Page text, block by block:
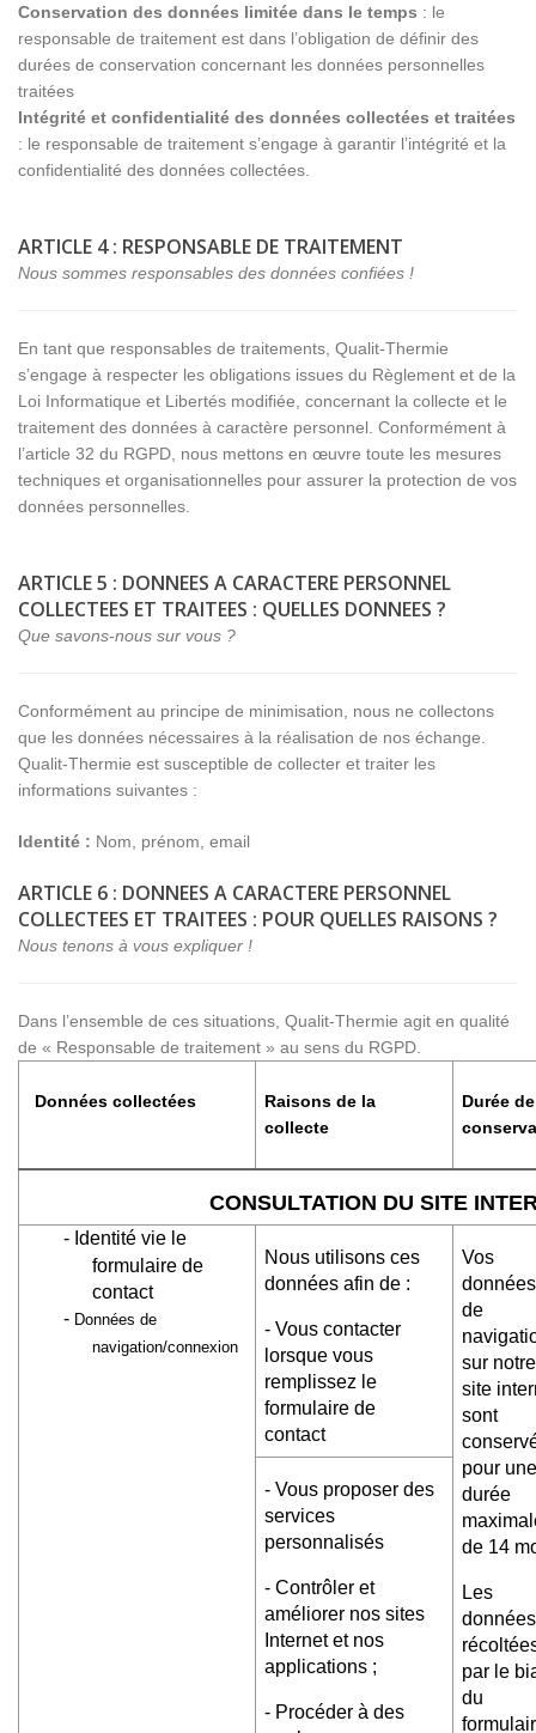
Conservation des données limitée dans le temps : le
responsable de traitement est dans l’obligation de définir des
durées de conservation concernant les données personnelles
traitées
Intégrité et confidentialité des données collectées et traitées
: le responsable de traitement s’engage à garantir l’intégrité et la
confidentialité des données collectées.
ARTICLE 4 : RESPONSABLE DE TRAITEMENT
Nous sommes responsables des données confiées !
En tant que responsables de traitements, Qualit-Thermie
s’engage à respecter les obligations issues du Règlement et de la
Loi Informatique et Libertés modifiée, concernant la collecte et le
traitement des données à caractère personnel. Conformément à
l’article 32 du RGPD, nous mettons en œuvre toute les mesures
techniques et organisationnelles pour assurer la protection de vos
données personnelles.
ARTICLE 5 : DONNEES A CARACTERE PERSONNEL
COLLECTEES ET TRAITEES : QUELLES DONNEES ?
Que savons-nous sur vous ?
Conformément au principe de minimisation, nous ne collectons
que les données nécessaires à la réalisation de nos échange.
Qualit-Thermie est susceptible de collecter et traiter les
informations suivantes :
Identité : Nom, prénom, email
ARTICLE 6 : DONNEES A CARACTERE PERSONNEL
COLLECTEES ET TRAITEES : POUR QUELLES RAISONS ?
Nous tenons à vous expliquer !
Dans l’ensemble de ces situations, Qualit-Thermie agit en qualité
de « Responsable de traitement » au sens du RGPD.
Données collectées
Raisons de la
collecte
Durée de
CONSULTATION DU SITE
- Identité vie le
formulaire de
contact
- Données de
navigation/connexion
Nous utilisons ces
données afin de :
- Vous contacter
lorsque vous
remplissez le
formulaire de
contact
Vos
données
de
sur notre
site
sont
pour une
durée
de 14
Les
données
par le
du
- Vous proposer des
services
personnalisés
- Contrôler et
améliorer nos sites
Internet et nos
applications ;
- Procéder à des